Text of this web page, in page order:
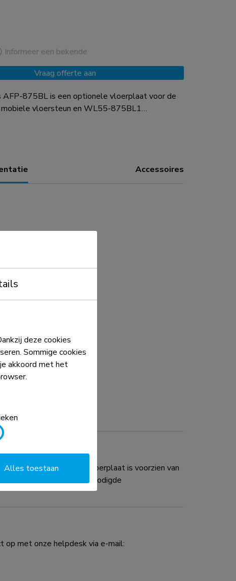
Informeer een bekende
Vraag offerte aan
AFP-875BL is een optionele vloerplaat voor de
vloersteun en WL55-875BL1
is voorzien van zachte pads om de
Accessoires
wandsteun. De vloerplaat is voorzien van
vastgezet. Al het benodigde
op met onze helpdesk via e-mail:
deze cookies
Sommige cookies
akkoord met het
Alles toestaan